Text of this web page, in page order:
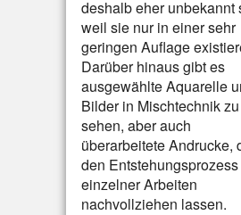
deshalb eher unbekannt
weil sie nur in einer sehr
geringen Auflage
Darüber hinaus gibt es
ausgewählte Aquarelle
Bilder in Mischtechnik zu
sehen, aber auch
überarbeitete Andrucke,
den Entstehungsprozess
einzelner Arbeiten
nachvollziehen lassen.